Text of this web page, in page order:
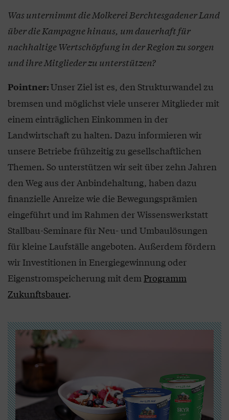
Was unternimmt die Molkerei Berchtesgadener Land
über die Kampagne hinaus, um dauerhaft für
nachhaltige Wertschöpfung in der Region zu sorgen
und ihre Mitglieder zu unterstützen?
Pointner:Unser Ziel ist es, den Strukturwandel zu
bremsen und möglichst viele unserer Mitglieder mit
einem einträglichen Einkommen in der
Landwirtschaft zu halten. Dazu informieren wir
unsere Betriebe frühzeitig zu gesellschaftlichen
Themen. So unterstützen wir seit über zehn Jahren
den Weg aus der Anbindehaltung, haben dazu
finanzielle Anreize wie die Bewegungsprämien
eingeführt und im Rahmen der Wissenswerkstatt
Stallbau-Seminare für Neu- und Umbaulösungen
für kleine Laufställe angeboten. Außerdem fördern
wir Investitionen in Energiegewinnung oder
Eigenstromspeicherung mit demProgramm
Zukunftsbauer.